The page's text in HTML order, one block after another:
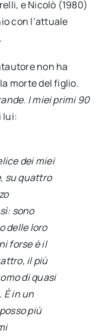
e Nicolò (1980)
con l’attuale
non ha
morte del figlio.
I miei primi 90
lui:
dei miei
su quattro
sono
delle loro
forse è il
il più
di quasi
È in un
più